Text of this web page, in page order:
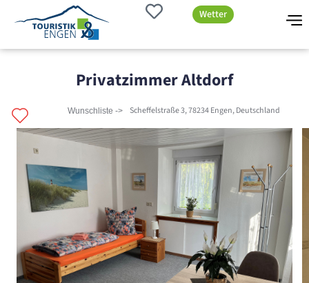
Wetter
Privatzimmer Altdorf
Scheffelstraße 3, 78234 Engen, Deutschland
Wunschliste ->